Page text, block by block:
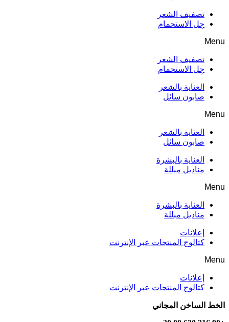
تصفيف الشعر
جِل الاستحمام
Menu
تصفيف الشعر
جِل الاستحمام
العناية بالشعر
صابون سائل
Menu
العناية بالشعر
صابون سائل
العناية بالبشرة
مناديل مبللة
Menu
العناية بالبشرة
مناديل مبللة
إعلانات
كتالوج المنتجات عبر الإنترنت
Menu
إعلانات
كتالوج المنتجات عبر الإنترنت
الخط الساخن المجاني